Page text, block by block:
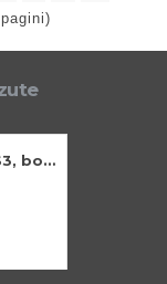
Pantofi de protectie S3, bombeu si lamela din otel, brant confortabil EVA